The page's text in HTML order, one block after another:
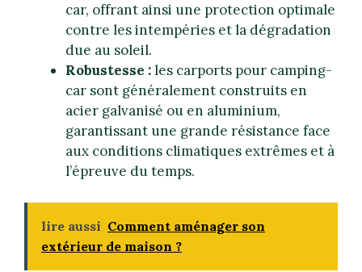
car, offrant ainsi une protection optimale
contre les intempéries et la dégradation
due au soleil.
Robustesse :les carports pour camping-
car sont généralement construits en
acier galvanisé ou en aluminium,
garantissant une grande résistance face
aux conditions climatiques extrêmes et à
l’épreuve du temps.
lire aussi Comment aménager son
extérieur de maison ?